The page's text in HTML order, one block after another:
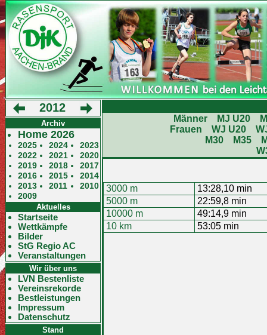
2012
Archiv
Home 2026
2025 2024
2023
2022
2021
2020
2019
2018
2017
2016
2015
2014
2013
2011
2010
2009
Aktuelles
Startseite
Wettkämpfe
Bilder
StG Regio AC
Veranstaltungen
Wir über uns
LVN Bestenliste
Vereinsrekorde
Bestleistungen
Impressum
Datenschutz
Stand
Männer MJ U20
Frauen
WJ U20
M30
M35
3000 m
13:28,10 min
5000 m
22:59,8 min
10000 m
49:14,9 min
10 km
53:05 min